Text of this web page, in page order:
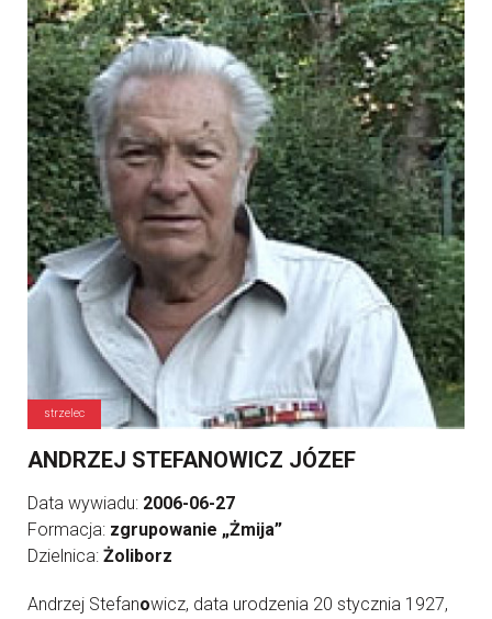
strzelec
ANDRZEJ STEFANOWICZ JÓZEF
Data wywiadu: 2006-06-27
Formacja: zgrupowanie „Żmija”
Dzielnica: Żoliborz
Andrzej Stefanowicz, data urodzenia 20 stycznia 1927,